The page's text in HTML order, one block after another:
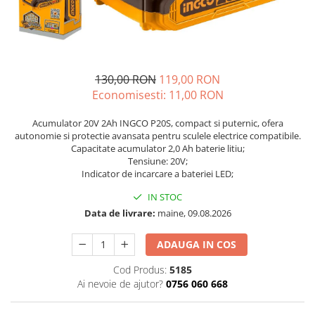
Seminte legume
Pepene
Seminte castraveti
Seminte ceapa
Seminte conopida
Seminte de Gulii
Seminte de Leustean
Seminte de praz
Seminte dovleac decorativ
Seminte dovlecel / dovleac
Seminte mazare
Seminte morcovi
Motofierastrau / Drujba
Pila motofierastrau / drujba
Pompa de apa curata/murdara
Pompa de stropit
Spray si intretinere
Discuri motocoasa
Diverse
Fierastraie manuale
Flexuri si Polizoare
Gresor / Decalimetru
Lama motofierastrau / drujba
Lant motofierastrau / drujba
Masca de sudura & accesori
Motocoasa si consumabile /
accesorii
130,00 RON 119,00 RON
Economisesti: 11,00 RON
Acumulator 20V 2Ah INGCO P20S, compact si puternic, ofera
autonomie si protectie avansata pentru sculele electrice compatibile.
Capacitate acumulator 2,0 Ah baterie litiu;
Tensiune: 20V;
Indicator de incarcare a bateriei LED;
IN STOC
Data de livrare: maine, 09.08.2026
ADAUGA IN COS
Cod Produs: 5185
Ai nevoie de ajutor? 0756 060 668